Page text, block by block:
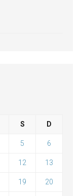
S D
5 6
12 13
19 20